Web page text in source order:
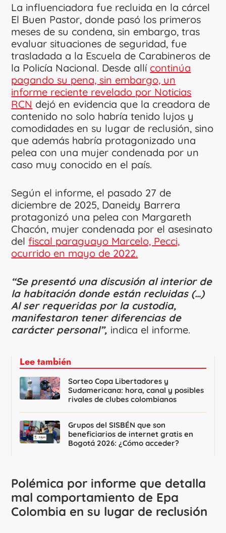
La influenciadora fue recluida en la cárcel
El Buen Pastor, donde pasó los primeros
meses de su condena, sin embargo, tras
evaluar situaciones de seguridad, fue
trasladada a la Escuela de Carabineros de
la Policía Nacional. Desde allí continúa
pagando su pena, sin embargo, un
informe reciente revelado por Noticias
RCN dejó en evidencia que la creadora de
contenido no solo habría tenido lujos y
comodidades en su lugar de reclusión, sino
que además habría protagonizado una
pelea con una mujer condenada por un
caso muy conocido en el país.
Según el informe, el pasado 27 de
diciembre de 2025, Daneidy Barrera
protagonizó una pelea con Margareth
Chacón, mujer condenada por el asesinato
delfiscal paraguayo Marcelo, Pecci,
ocurrido en mayo de 2022.
“Se presentó una discusión al interior de
la habitación donde están recluidas (…)
Al ser requeridas por la custodia,
manifestaron tener diferencias de
carácter personal”, indica el informe.
Lee también
Sorteo Copa Libertadores y
Sudamericana: hora, canal y posibles
rivales de clubes colombianos
Grupos del SISBÉN que son
beneficiarios de internet gratis en
Bogotá 2026: ¿Cómo acceder?
Polémica por informe que detalla
mal comportamiento de Epa
Colombia en su lugar de reclusión